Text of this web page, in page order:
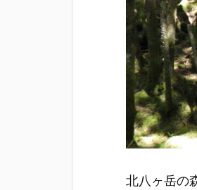
北八ヶ岳の